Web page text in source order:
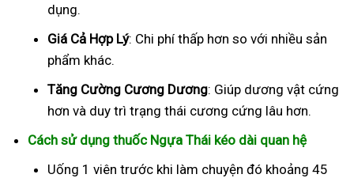
dụng.
Giá Cả Hợp Lý: Chi phí thấp hơn so với nhiều sản
phẩm khác.
Tăng Cường Cương Dương: Giúp dương vật cứng
hơn và duy trì trạng thái cương cứng lâu hơn.
Cách sử dụng thuốc Ngựa Thái kéo dài quan hệ
Uống 1 viên trước khi làm chuyện đó khoảng 45